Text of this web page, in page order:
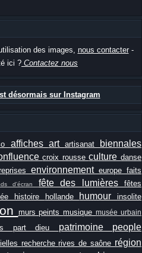
des images, nous contacter-
ici ? Contactez nous
désormais sur Instagram
affiches art artisanat biennales
croix rousseculturedanse
environnement europe faits
d'écran fête des lumières fêtes
histoire hollande humourinsolite
murs peintsmusiquemusée urbain
part dieu patrimoine people
rechercherives de saône région